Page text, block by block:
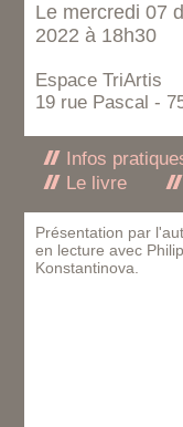
Le mercredi 07
2022 à 18h30
Espace TriArtis
19 rue Pascal -
Infos
Le livre
Présentation par
en lecture avec
Konstantinova.